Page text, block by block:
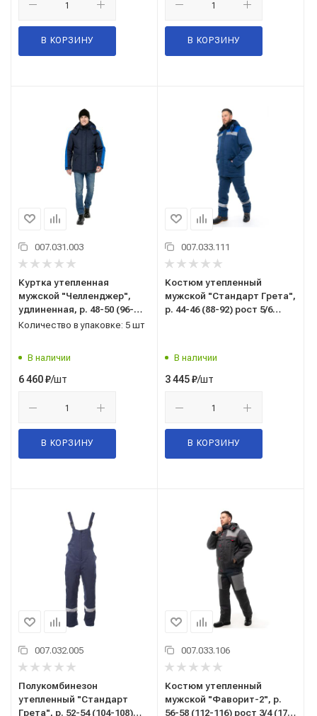
В КОРЗИНУ В КОРЗИНУ
007.031.003
Куртка утепленная
мужской "Челленджер",
удлиненная, р. 48-50 (96-
100) рост 3/4 (170-176),
Количество в упаковке: 5 шт
В наличии
6 460₽/шт
В КОРЗИНУ
007.033.111
Костюм утепленный
мужской "Стандарт Грета",
р. 44-46 (88-92) рост 5/6
В наличии
3 445₽/шт
В КОРЗИНУ
007.032.005
Полукомбинезон
утепленный "Стандарт
Грета", р. 52-54 (104-108)
007.033.106
Костюм утепленный
мужской "Фаворит-2", р.
56-58 (112-116) рост 3/4 (170-